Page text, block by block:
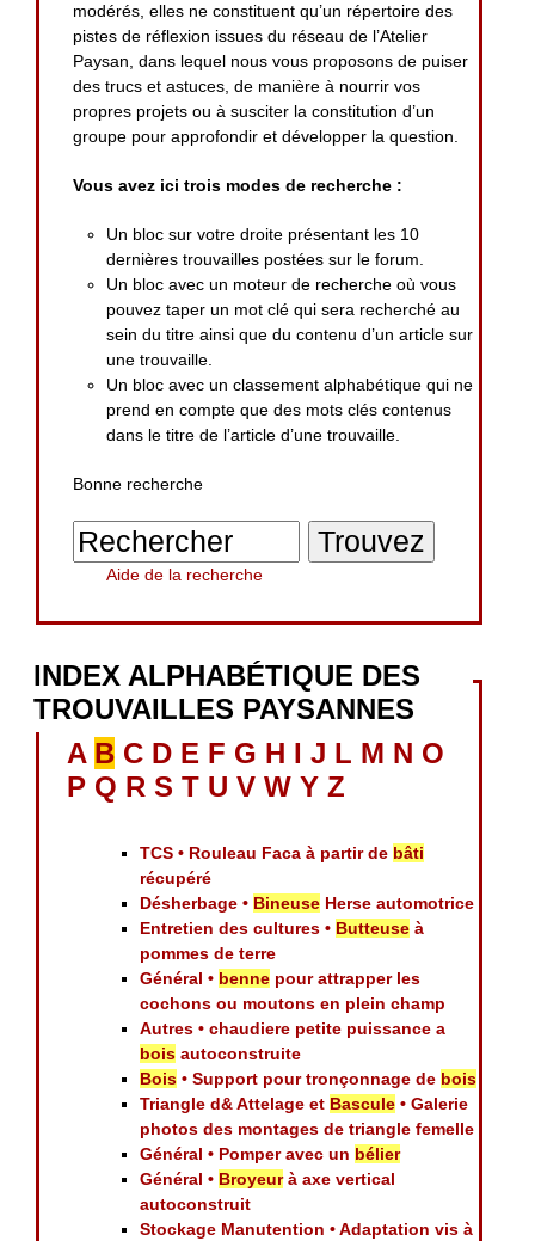
modérés, elles ne constituent qu’un répertoire des
pistes de réflexion issues du réseau de l’Atelier
Paysan, dans lequel nous vous proposons de puiser
des trucs et astuces, de manière à nourrir vos
propres projets ou à susciter la constitution d’un
groupe pour approfondir et développer la question.
Vous avez ici trois modes de recherche :
Un bloc sur votre droite présentant les 10
dernières trouvailles postées sur le forum.
Un bloc avec un moteur de recherche où vous
pouvez taper un mot clé qui sera recherché au
sein du titre ainsi que du contenu d’un article sur
une trouvaille.
Un bloc avec un classement alphabétique qui ne
prend en compte que des mots clés contenus
dans le titre de l’article d’une trouvaille.
Bonne recherche
Aide de la recherche
INDEX ALPHABÉTIQUE DES
TROUVAILLES PAYSANNES
A B C D E F G H I J L M N O
P Q R S T U V W Y Z
TCS • Rouleau Faca à partir de bâti
récupéré
Désherbage • Bineuse Herse automotrice
Entretien des cultures • Butteuse à
pommes de terre
Général • benne pour attrapper les
cochons ou moutons en plein champ
Autres • chaudiere petite puissance a
bois autoconstruite
Bois • Support pour tronçonnage de bois
Triangle d& Attelage et Bascule • Galerie
photos des montages de triangle femelle
Général • Pomper avec un bélier
Général • Broyeurà axe vertical
autoconstruit
Stockage Manutention • Adaptation vis à